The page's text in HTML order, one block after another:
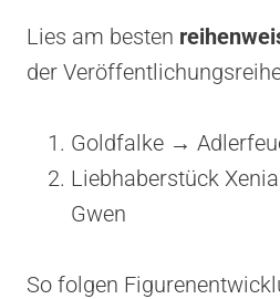
Lies am besten
der
Goldfalke →
Liebhaberstück
Gwen
So folgen